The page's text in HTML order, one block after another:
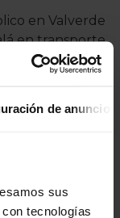
de anuncios
sus
tecnologías
en Valverde
en transporte
- Orusco